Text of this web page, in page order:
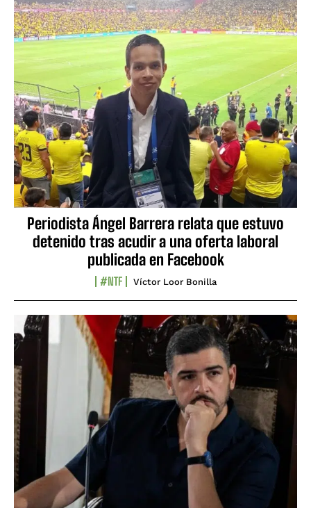
Periodista Ángel Barrera relata que estuvo
detenido tras acudir a una oferta laboral
publicada en Facebook
#NTF Víctor Loor Bonilla